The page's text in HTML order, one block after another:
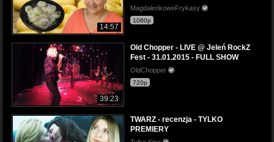
14:57
MagdalenkoweFrykasy
1080p
39:23
Old Chopper - LIVE @ Jeleń RockZ
Fest - 31.01.2015 - FULL SHOW
OldChopper
720p
TWARZ - recenzja - TYLKO
PREMIERY